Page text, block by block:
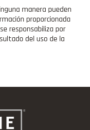
manera pueden
proporcionada
responsabiliza por
del uso de la